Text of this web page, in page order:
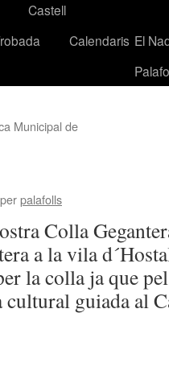
Castell
Calendaris El
Municipal de
perpalafolls
Colla
a la vila
la colla ja que
guiada al